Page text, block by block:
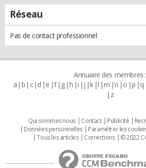
Réseau
Pas de contact professionnel
Annuaire des membres :
a b c d e f g h i j k l m n o p q
z
Qui sommes nous Contact Publicité
Données personnelles
Paramétrer les
Tous les articles
Corrections © 2022